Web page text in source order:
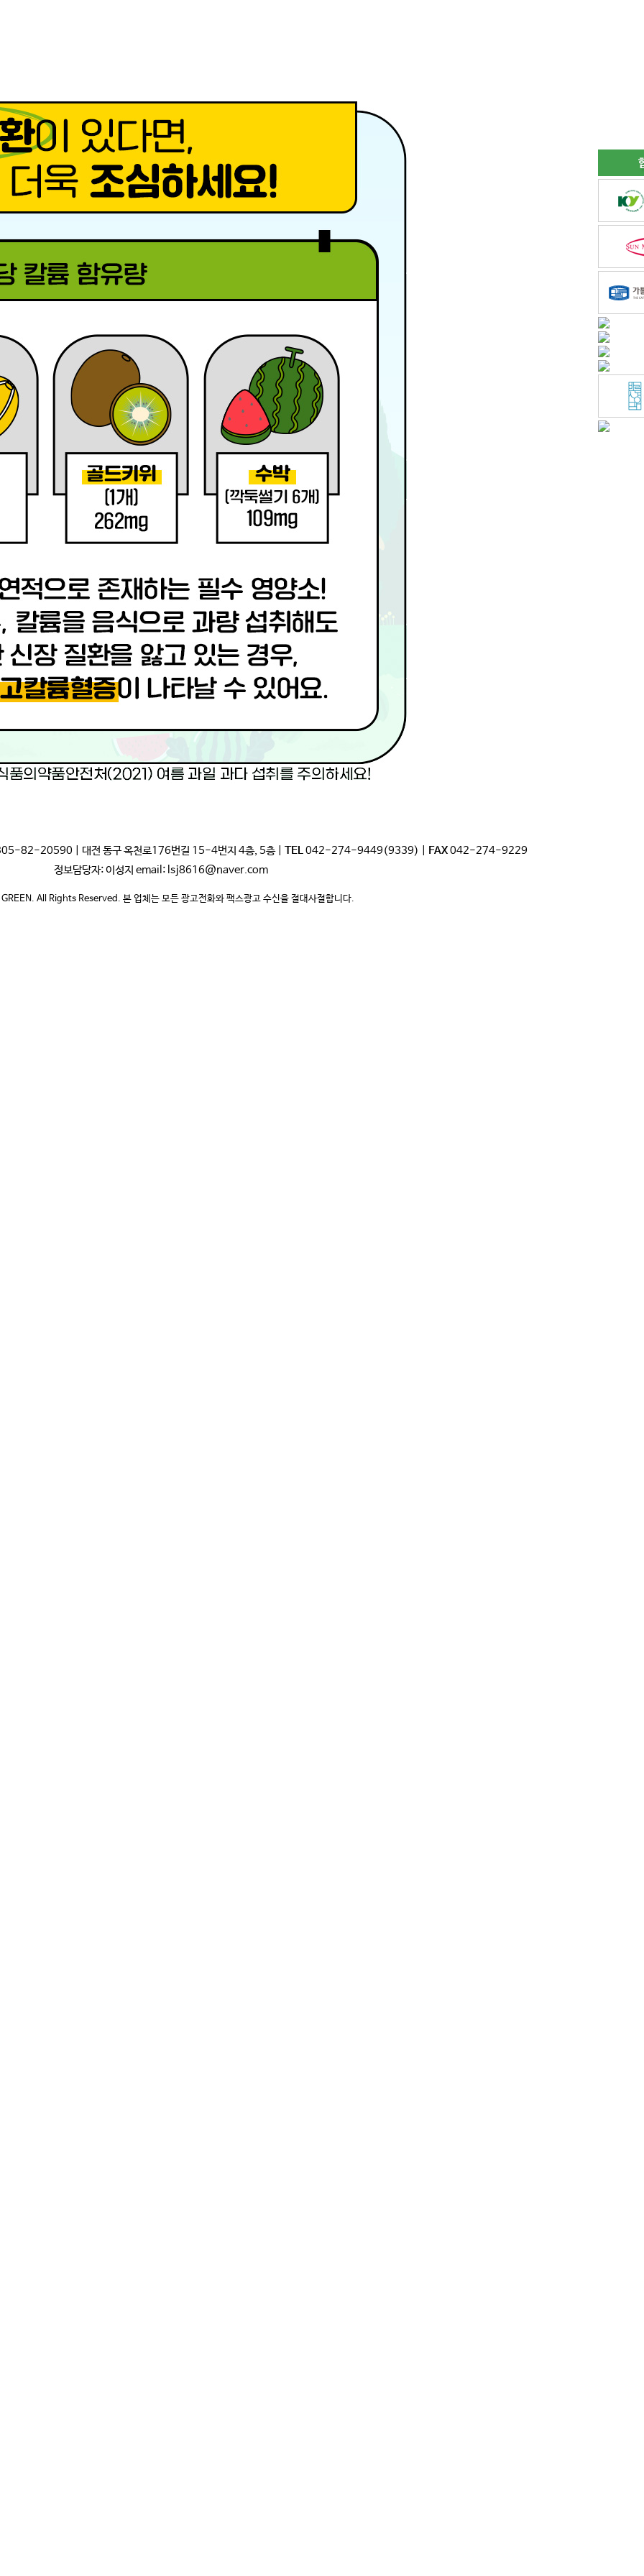
82-20590 | 대전 동구 옥천로176번길 15-4번지 4층, 5층 | TEL042-274-9449(9339) | FAX042-274-9229
정보담당자: 이성지 email: lsj8616@naver.com
All Rights Reserved. 본 업체는 모든 광고전화와 팩스광고 수신을 절대사절합니다.